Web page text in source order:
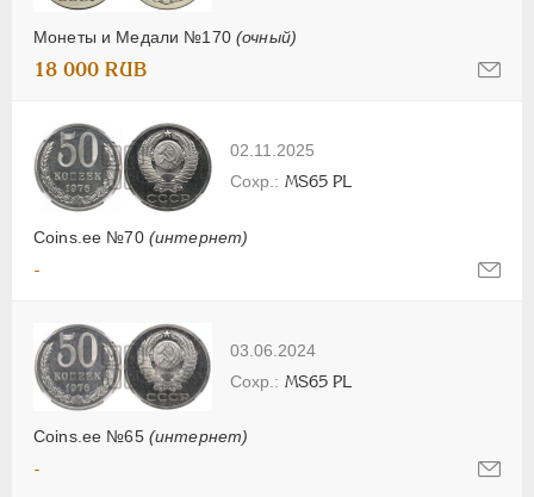
Монеты и Медали №170 (очный)
18 000 RUB
02.11.2025
Coins.ee №70 (интернет)
MS65 PL
-
03.06.2024
Coins.ee №65 (интернет)
MS65 PL
-